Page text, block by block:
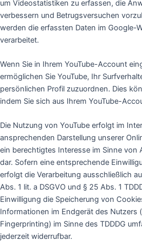
um Videostatistiken zu erfassen, die
verbessern und Betrugsversuchen
werden die erfassten Daten im Google-
verarbeitet.
Wenn Sie in Ihrem YouTube-Account
ermöglichen Sie YouTube, Ihr
persönlichen Profil zuzuordnen. Dies
indem Sie sich aus Ihrem YouTube-
Die Nutzung von YouTube erfolgt im
ansprechenden Darstellung unserer
ein berechtigtes Interesse im Sinne von
dar. Sofern eine entsprechende
erfolgt die Verarbeitung ausschließlich
Abs. 1 lit. a DSGVO und § 25 Abs. 1
Einwilligung die Speicherung von
Informationen im Endgerät des Nutzers
Fingerprinting) im Sinne des TDDDG
jederzeit widerrufbar.